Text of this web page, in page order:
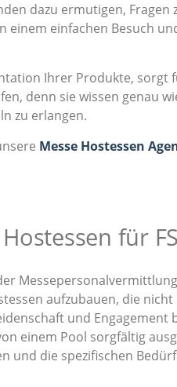
dazu ermutigen,
einem einfachen Besuch
Ihrer Produkte,
denn sie wissen genau
zu erlangen.
Messe Hostessen
für
aufzubauen, die
und Engagement
einem Pool sorgfältig
und die spezifischen